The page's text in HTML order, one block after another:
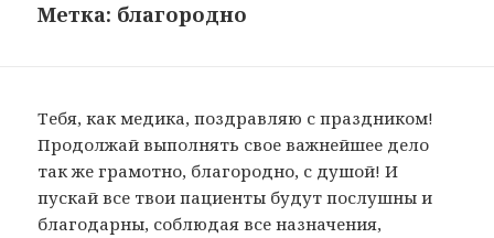
Метка: благородно
Тебя, как медика, поздравляю с праздником!
Продолжай выполнять свое важнейшее дело
так же грамотно, благородно, с душой! И
пускай все твои пациенты будут послушны и
благодарны, соблюдая все назначения,